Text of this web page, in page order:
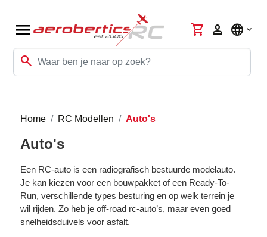
menu
search
shopping_cart person language
Home RC Modellen Auto's
Auto's
Een RC-auto is een radiografisch bestuurde modelauto.
Je kan kiezen voor een bouwpakket of een Ready-To-
Run, verschillende types besturing en op welk terrein je
wil rijden. Zo heb je off-road rc-auto’s, maar even goed
snelheidsduivels voor asfalt.